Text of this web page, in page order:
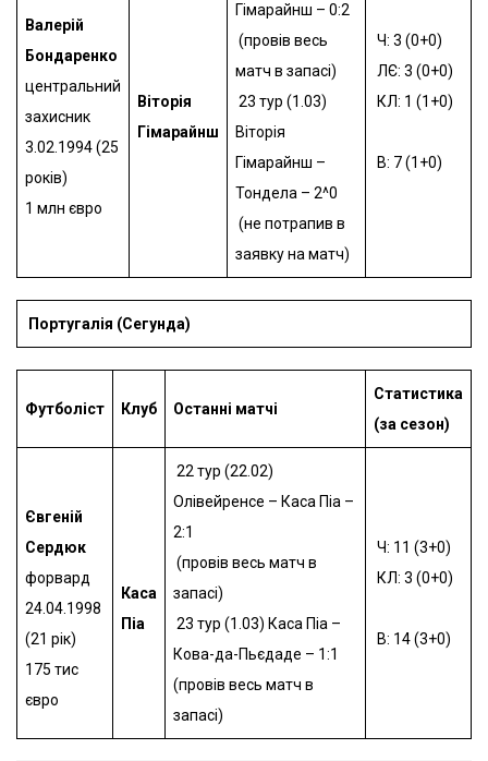
Валерій
Бондаренко
центральний
захисник
3.02.1994 (25
років)
1 млн євро
Віторія
Гімарайнш
Гімарайнш – 0:2
(провів весь
матч в запасі)
23 тур (1.03)
Віторія
Гімарайнш –
Тондела – 2^0
(не потрапив в
заявку на матч)
Ч: 3 (0+0)
ЛЄ: 3 (0+0)
КЛ: 1 (1+0)
В: 7 (1+0)
Португалія (Сегунда)
Футболіст Клуб Останні матчі
Статистика
(за сезон)
Євгеній
Сердюк
форвард
24.04.1998
(21 рік)
175 тис
євро
Каса
Піа
22 тур (22.02)
Олівейренсе – Каса Піа –
2:1
(провів весь матч в
запасі)
23 тур (1.03) Каса Піа –
Кова-да-Пьєдаде – 1:1
(провів весь матч в
запасі)
Ч: 11 (3+0)
КЛ: 3 (0+0)
В: 14 (3+0)